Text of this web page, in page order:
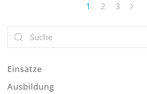
1 2 3
Einsätze
Ausbildung